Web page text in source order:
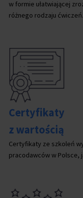
w formie ułatwiającej
różnego rodzaju ćwiczeń.
Certyfikaty
z wartością
Certyfikaty ze szkoleń
pracodawców w Polsce,